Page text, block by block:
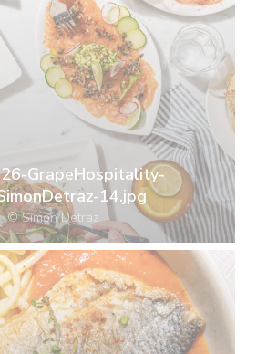
GrapeHospitality-
14.jpg
© Simon Detraz